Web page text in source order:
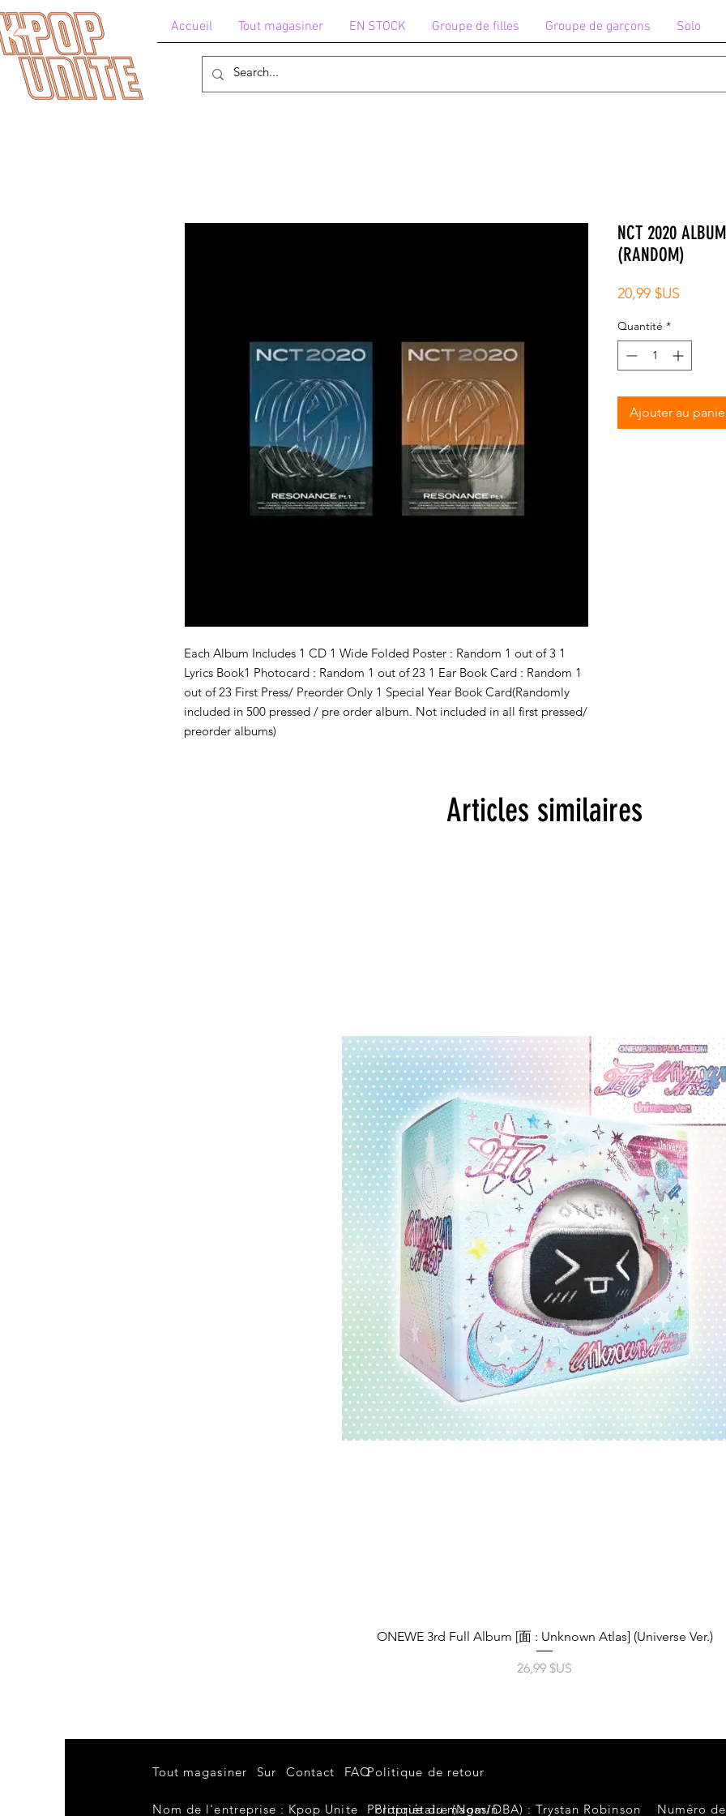
Accueil Tout magasiner EN STOCK Groupe de filles Groupe de garçons Solo
Each Album Includes 1 CD 1 Wide Folded Poster : Random 1 out of 3 1
Lyrics Book1 Photocard : Random 1 out of 23 1 Ear Book Card : Random 1
out of 23 First Press/ Preorder Only 1 Special Year Book Card(Randomly
included in 500 pressed / pre order album. Not included in all first pressed/
preorder albums)
NCT 2020
(RANDOM)
20,99 $US
Quantité *
Ajouter au
Articles similaires
Aperçu rapide
ONEWE 3rd Full Album [面 : Unknown Atlas] (Universe Ver.)
Prix
26,99 $US
Tout magasiner Sur Contact FAQ
Nom de l'entreprise : Kpop Unite Propriétaire (Nom/DBA) : Trystan Robinson Numéro
Politique de retour
Politique du magasin